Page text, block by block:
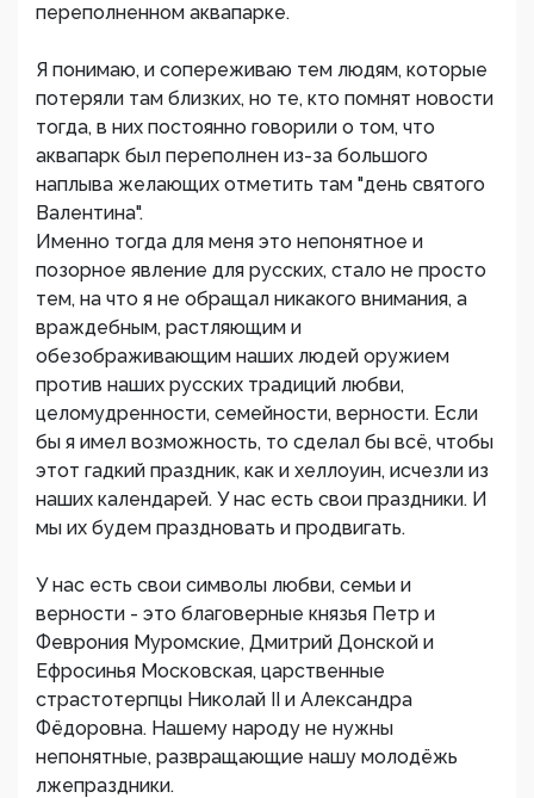
переполненном аквапарке.
Я понимаю, и сопереживаю тем людям, которые
потеряли там близких, но те, кто помнят новости
тогда, в них постоянно говорили о том, что
аквапарк был переполнен из-за большого
наплыва желающих отметить там "день святого
Валентина".
Именно тогда для меня это непонятное и
позорное явление для русских, стало не просто
тем, на что я не обращал никакого внимания, а
враждебным, растляющим и
обезображивающим наших людей оружием
против наших русских традиций любви,
целомудренности, семейности, верности. Если
бы я имел возможность, то сделал бы всё, чтобы
этот гадкий праздник, как и хеллоуин, исчезли из
наших календарей. У нас есть свои праздники. И
мы их будем праздновать и продвигать.
У нас есть свои символы любви, семьи и
верности - это благоверные князья Петр и
Феврония Муромские, Дмитрий Донской и
Ефросинья Московская, царственные
страстотерпцы Николай II и Александра
Фёдоровна. Нашему народу не нужны
непонятные, развращающие нашу молодёжь
лжепраздники.